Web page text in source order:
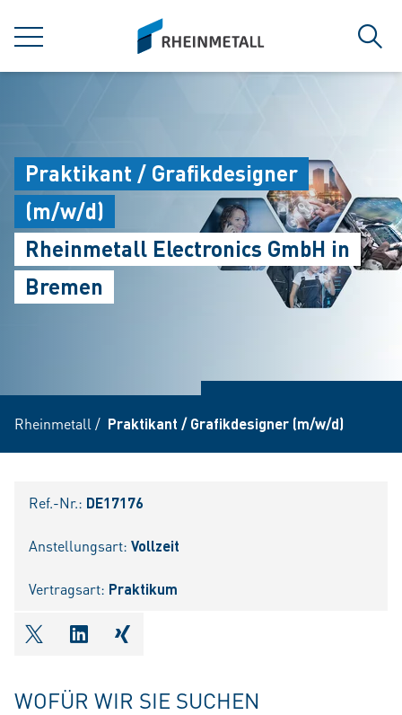
MENÜ
siteLogo
Praktikant / Grafikdesigner
(m/w/d)
Rheinmetall Electronics GmbH in
Bremen
Rheinmetall / Praktikant / Grafikdesigner (m/w/d)
Ref.-Nr.: DE17176
Anstellungsart: Vollzeit
Vertragsart: Praktikum
shareOntwitter
shareOnlinkedIn
shareOnxing
WOFÜR WIR SIE SUCHEN